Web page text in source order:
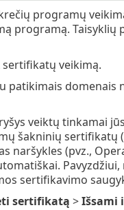
programų
programą.
sertifikatų veikimą.
patikimais domenais
veiktų tinkamai
šakninių sertifikatų
naršykles (pvz.,
Pavyzdžiui,
sertifikavimo
sertifikatą >Išsami